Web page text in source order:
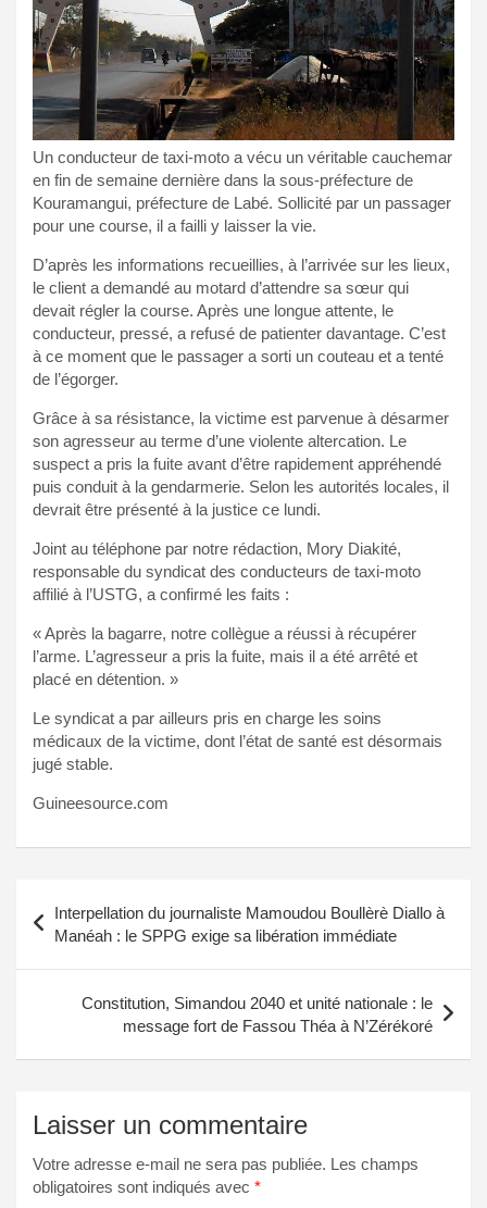
Un conducteur de taxi-moto a vécu un véritable cauchemar
en fin de semaine dernière dans la sous-préfecture de
Kouramangui, préfecture de Labé. Sollicité par un passager
pour une course, il a failli y laisser la vie.
D’après les informations recueillies, à l’arrivée sur les lieux,
le client a demandé au motard d’attendre sa sœur qui
devait régler la course. Après une longue attente, le
conducteur, pressé, a refusé de patienter davantage. C’est
à ce moment que le passager a sorti un couteau et a tenté
de l’égorger.
Grâce à sa résistance, la victime est parvenue à désarmer
son agresseur au terme d’une violente altercation. Le
suspect a pris la fuite avant d’être rapidement appréhendé
puis conduit à la gendarmerie. Selon les autorités locales, il
devrait être présenté à la justice ce lundi.
Joint au téléphone par notre rédaction, Mory Diakité,
responsable du syndicat des conducteurs de taxi-moto
affilié à l’USTG, a confirmé les faits :
« Après la bagarre, notre collègue a réussi à récupérer
l’arme. L’agresseur a pris la fuite, mais il a été arrêté et
placé en détention. »
Le syndicat a par ailleurs pris en charge les soins
médicaux de la victime, dont l’état de santé est désormais
jugé stable.
Guineesource.com
de
l’article
Interpellation du journaliste Mamoudou Boullèrè Diallo à
Manéah : le SPPG exige sa libération immédiate
Constitution, Simandou 2040 et unité nationale : le
message fort de Fassou Théa à N’Zérékoré
Laisser un commentaire
Votre adresse e-mail ne sera pas publiée. Les champs
obligatoires sont indiqués avec *